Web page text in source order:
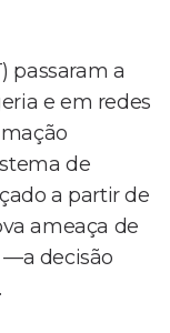
passaram a
e em redes
de
a partir de
ameaça de
—a decisão